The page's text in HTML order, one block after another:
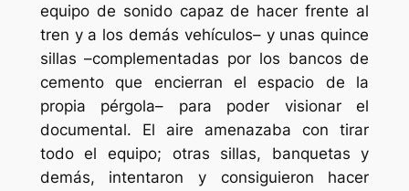
equipo de sonido capaz de hacer frente al
tren y a los demás vehículos– y unas quince
sillas –complementadas por los bancos de
cemento que encierran el espacio de la
propia pérgola– para poder visionar el
documental. El aire amenazaba con tirar
todo el equipo; otras sillas, banquetas y
demás, intentaron y consiguieron hacer